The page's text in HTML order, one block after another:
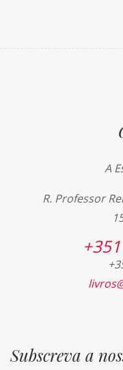
A
R. Professor
Subscreva a